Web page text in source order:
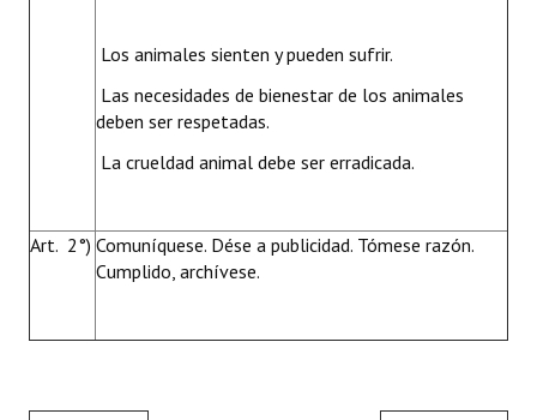
 Los animales sienten y pueden sufrir.
 Las necesidades de bienestar de los animales
deben ser respetadas.
 La crueldad animal debe ser erradicada.
Art. 2°) Comuníquese. Dése a publicidad. Tómese razón.
Cumplido, archívese.